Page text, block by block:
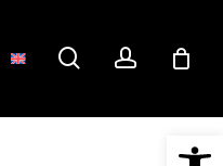
searchaccount